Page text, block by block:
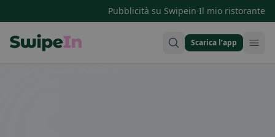
Pubblicità su Swipein·Il mio ristorante
Scarica l’app